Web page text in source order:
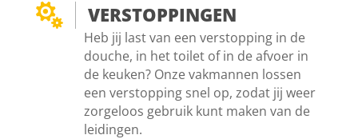
 VERSTOPPINGEN
Heb jij last van een verstopping in de
douche, in het toilet of in de afvoer in
de keuken? Onze vakmannen lossen
een verstopping snel op, zodat jij weer
zorgeloos gebruik kunt maken van de
leidingen.